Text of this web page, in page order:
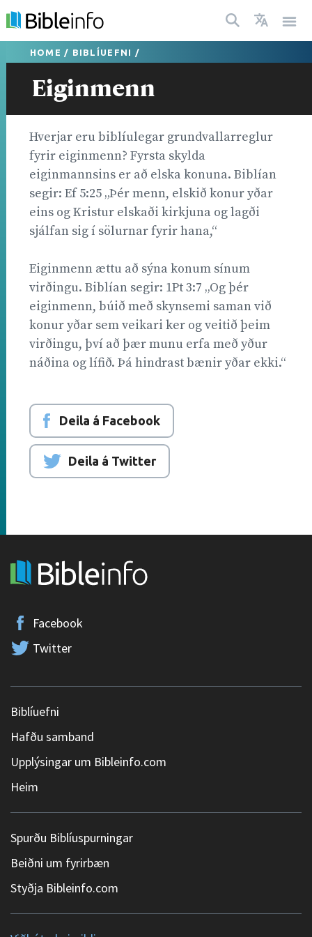
HOME / BIBLÍUEFNI /
Eiginmenn
Hverjar eru biblíulegar grundvallarreglur
fyrir eiginmenn? Fyrsta skylda
eiginmannsins er að elska konuna. Biblían
segir: Ef 5:25 „Þér menn, elskið konur yðar
eins og Kristur elskaði kirkjuna og lagði
sjálfan sig í sölurnar fyrir hana,“
Eiginmenn ættu að sýna konum sínum
virðingu. Biblían segir: 1Pt 3:7 „Og þér
eiginmenn, búið með skynsemi saman við
konur yðar sem veikari ker og veitið þeim
virðingu, því að þær munu erfa með yður
náðina og lífið. Þá hindrast bænir yðar ekki.“
Deila á Facebook
Deila á Twitter
Facebook
Twitter
Biblíuefni
Hafðu samband
Upplýsingar um Bibleinfo.com
Heim
Spurðu Biblíuspurningar
Beiðni um fyrirbæn
Styðja Bibleinfo.com